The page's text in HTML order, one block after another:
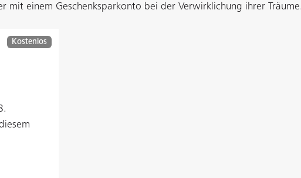
mit einem Geschenksparkonto bei der Verwirklichung ihrer
Kostenlos